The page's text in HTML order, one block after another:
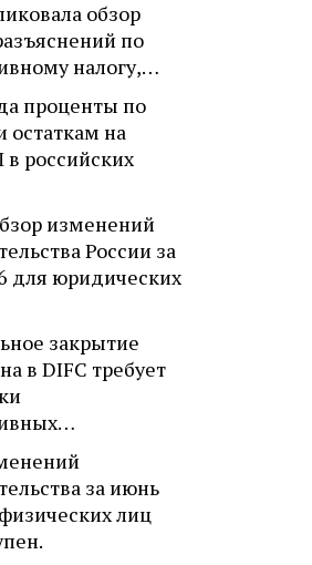
обзор
по
налогу,…
проценты по
остаткам на
в российских
изменений
России за
для юридических
закрытие
в DIFC требует
за июнь
лиц